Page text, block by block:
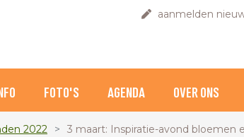
aanmelden
FOTO'S AGENDA OVER ONS
2022 3 maart: Inspiratie-avond bloemen